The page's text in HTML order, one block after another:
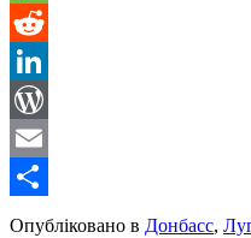
Message
Reddit
LinkedIn
WordPress
Email
Share
Опубліковано в Донбасс,